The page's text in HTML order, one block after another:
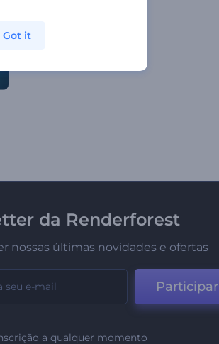
da Renderforest
nossas últimas novidades e ofertas
Participar
a qualquer momento
Got it